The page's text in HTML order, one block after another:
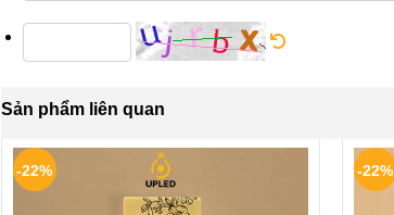
Sản phẩm liên quan
-22% -22%